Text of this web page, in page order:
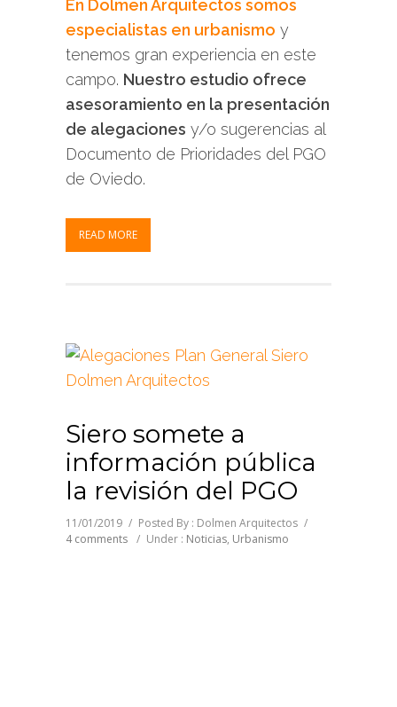
En Dolmen Arquitectos somos
especialistas en urbanismo y
tenemos gran experiencia en este
campo. Nuestro estudio ofrece
asesoramiento en la presentación
de alegaciones y/o sugerencias al
Documento de Prioridades del PGO
de Oviedo.
READ MORE
Siero somete a
información pública
la revisión del PGO
11/01/2019 / Posted By : Dolmen Arquitectos /
4 comments / Under : Noticias, Urbanismo